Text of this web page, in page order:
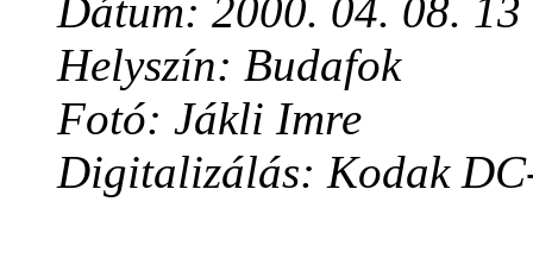
Dátum: 2000. 04. 08.
Helyszín: Budafok
Fotó: Jákli Imre
Digitalizálás: Kodak